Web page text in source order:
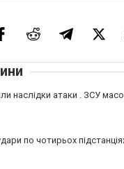
наслідки атаки . ЗСУ
по чотирьох